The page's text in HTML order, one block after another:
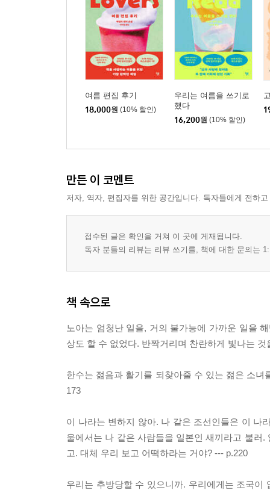
여름 편집 후기
18,000원 (10% 할인)
우리는 여름을 쓰기로
했다
16,200원 (10% 할인)
만든 이 코멘트
저자, 역자, 편집자를 위한 공간입니다. 독자들에게 전하
접수된 글은 확인을 거쳐 이 곳에 게재됩니다.
독자 분들의 리뷰는 리뷰 쓰기를, 책에 대한 문의는
책 속으로
노아는 엄청난 일을, 거의 불가능에 가까운 일을
상도 할 수 없었다. 반짝거리며 찬란하게 빛나는
한수는 젊음과 활기를 되찾아줄 수 있는 젊은 소
173
이 나라는 변하지 않아. 나 같은 조선인들은 이 나
울에서는 나 같은 사람들을 일본인 새끼라고 불러
고. 대체 우리 보고 어떡하라는 거야? --- p.220
우리는 추방당할 수 있으니까. 우리에게는 조국